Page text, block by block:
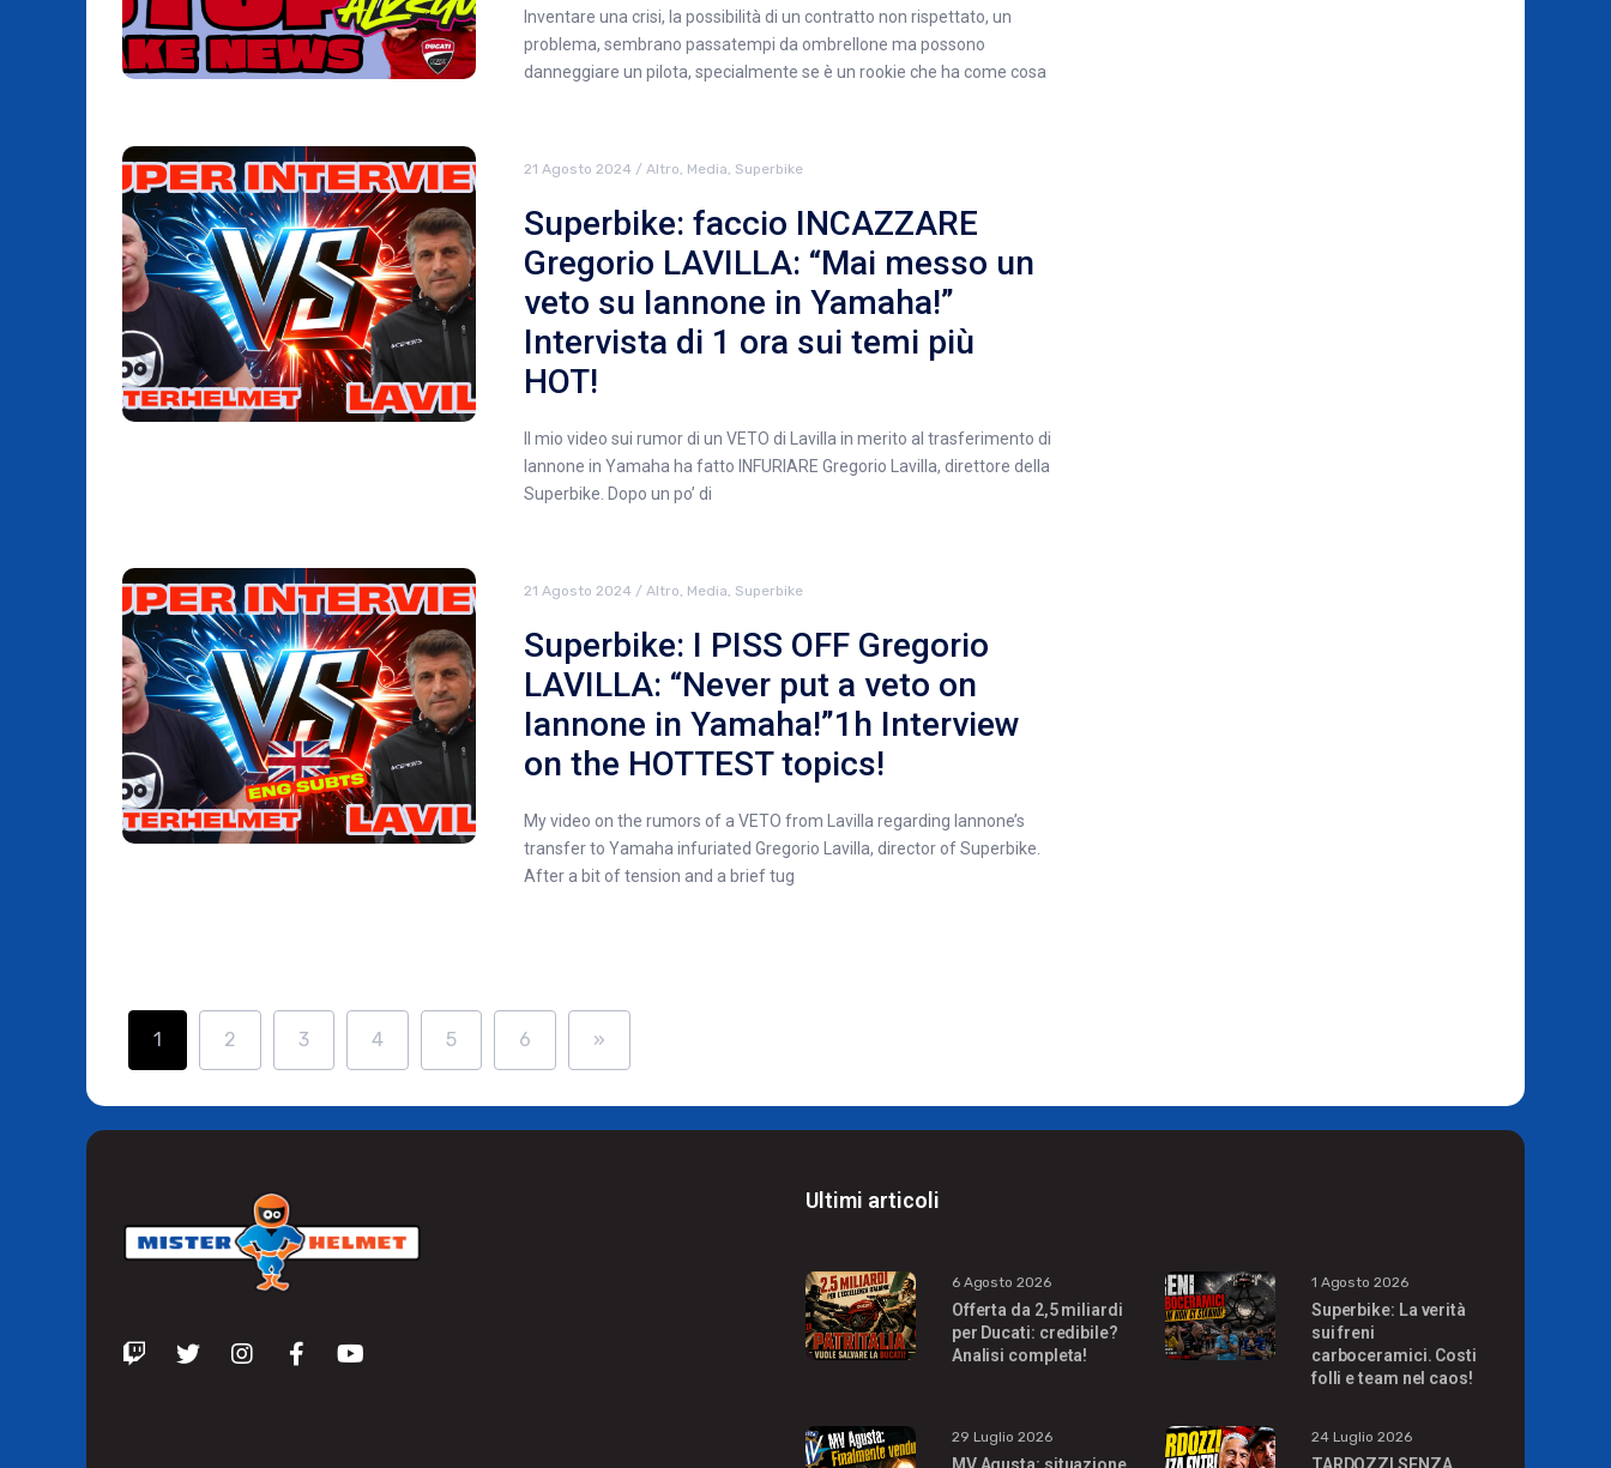
Inventare una crisi, la possibilità di un contratto non rispettato, un
problema, sembrano passatempi da ombrellone ma possono
danneggiare un pilota, specialmente se è un rookie che ha come cosa
21 Agosto 2024 / Altro, Media, Superbike
Superbike: faccio INCAZZARE
Gregorio LAVILLA: “Mai messo un
veto su Iannone in Yamaha!”
Intervista di 1 ora sui temi più
HOT!
Il mio video sui rumor di un VETO di Lavilla in merito al trasferimento di
Iannone in Yamaha ha fatto INFURIARE Gregorio Lavilla, direttore della
Superbike. Dopo un po’ di
21 Agosto 2024 / Altro, Media, Superbike
Superbike: I PISS OFF Gregorio
LAVILLA: “Never put a veto on
Iannone in Yamaha!”1h Interview
on the HOTTEST topics!
My video on the rumors of a VETO from Lavilla regarding Iannone’s
transfer to Yamaha infuriated Gregorio Lavilla, director of Superbike.
After a bit of tension and a brief tug
1 2 3 4 5 6 »
Ultimi articoli
6 Agosto 2026
Offerta da 2,5 miliardi
per Ducati: credibile?
Analisi completa!
1 Agosto 2026
Superbike: La verità
sui freni
carboceramici. Costi
folli e team nel caos!
29 Luglio 2026 24 Luglio 2026